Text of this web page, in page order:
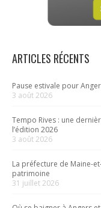
ARTICLES RÉCENTS
Pause estivale pour
3 août 2026
Tempo Rives : une
l’édition 2026
3 août 2026
La préfecture de Maine-
patrimoine
31 juillet 2026